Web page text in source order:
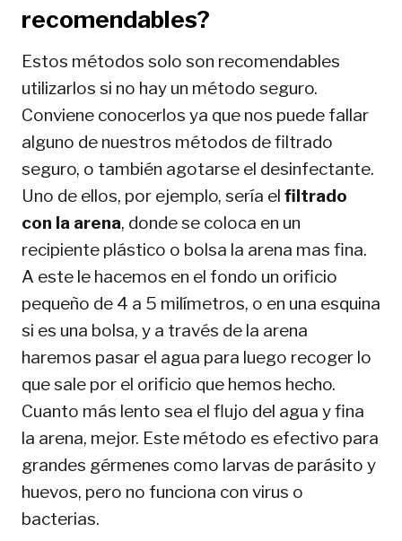
recomendables?
Estos métodos solo son recomendables
utilizarlos si no hay un método seguro.
Conviene conocerlos ya que nos puede fallar
alguno de nuestros métodos de filtrado
seguro, o también agotarse el desinfectante.
Uno de ellos, por ejemplo, sería el filtrado
con la arena, donde se coloca en un
recipiente plástico o bolsa la arena mas fina.
A este le hacemos en el fondo un orificio
pequeño de 4 a 5 milímetros, o en una esquina
si es una bolsa, y a través de la arena
haremos pasar el agua para luego recoger lo
que sale por el orificio que hemos hecho.
Cuanto más lento sea el flujo del agua y fina
la arena, mejor. Este método es efectivo para
grandes gérmenes como larvas de parásito y
huevos, pero no funciona con virus o
bacterias.